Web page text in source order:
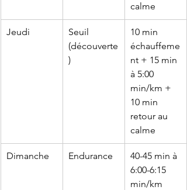
calme
Jeudi
Seuil
(découverte
)
10 min
échauffeme
nt + 15 min
à 5:00
min/km +
10 min
retour au
calme
Dimanche Endurance
40-45 min à
6:00-6:15
min/km